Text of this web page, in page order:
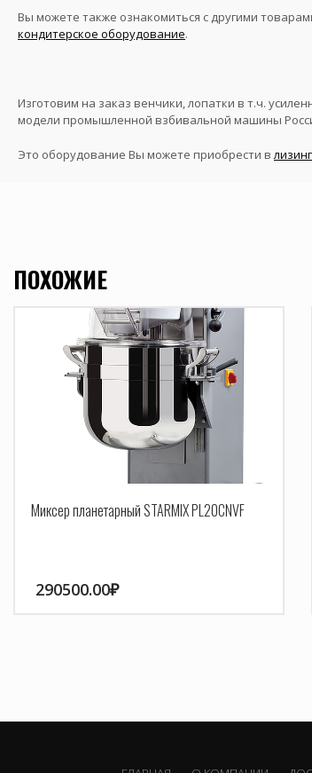
Вы можете также ознакомиться с другими
кондитерское оборудование.
Изготовим на заказ венчики, лопатки в т.ч.
модели промышленной взбивальной машины
Это оборудование Вы можете приобрести влизинг
ПОХОЖИЕ
Миксер планетарный STARMIX PL20CNVF
290500.00₽